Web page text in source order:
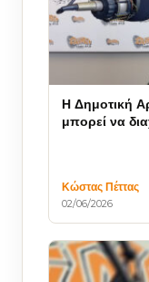
Η Δημοτική
μπορεί να
Κώστας Πέττας
02/06/2026